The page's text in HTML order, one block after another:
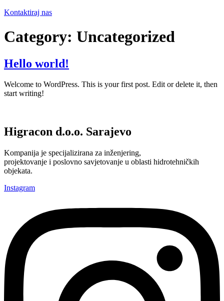
Kontaktiraj nas
Category: Uncategorized
Hello world!
Welcome to WordPress. This is your first post. Edit or delete it, then
start writing!
Higracon d.o.o. Sarajevo
Kompanija je specijalizirana za inženjering,
projektovanje i poslovno savjetovanje u oblasti hidrotehničkih
objekata.
Instagram